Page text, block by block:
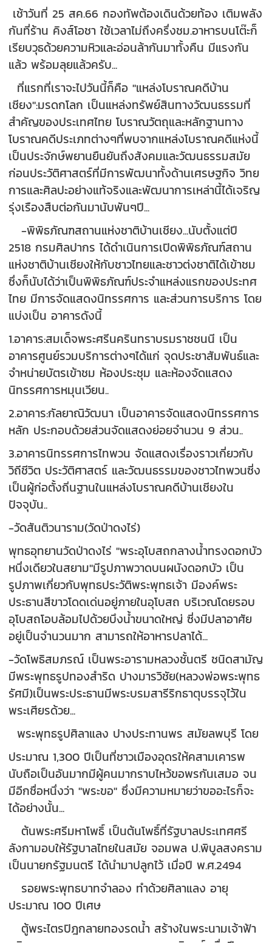
เช้าวันที่ 25 สค.66 กองทัพต้องเดินด้วยท้อง เติมพลัง
กันที่ร้าน คิงส์โอชา ใช้เวลาไม่ถึงครึ่งชม.อาหารบนโต๊ะก็
เรียบวุธด้วยความหิวและอ่อนล้ากันมาทั้งคืน มีแรงกัน
แล้ว พร้อมลุยแล้วครับ...
ที่แรกที่เราจะไปวันนี้ก็คือ "แหล่งโบราณคดีบ้าน
เชียง":มรดกโลก เป็นแหล่งทรัพย์สินทางวัฒนธรรมที่
สำคัญของประเทศไทย โบราณวัตถุและหลักฐานทาง
โบราณคดีประเภทต่างๆที่พบจากแหล่งโบราณคดีแห่งนี้
เป็นประจักษ์พยานยืนยันถึงสังคมและวัฒนธรรมสมัย
ก่อนประวัติศาสตร์ที่มีการพัฒนาทั้งด้านเศรษฐกิจ วิทย
การและศิลปะอย่างแท้จริงและพัฒนาการเหล่านี้ได้เจริญ
รุ่งเรืองสืบต่อกันมานับพันๆปี...
-พิพิธภัณฑสถานแห่งชาติบ้านเชียง...นับตั้งแต่ปี
2518 กรมศิลปากร ได้ดำเนินการเปิดพิพิธภัณฑ์สถาน
แห่งชาติบ้านเชียงให้กับชาวไทยและชาวต่งชาติได้เข้าชม
ซึ่งก็นับได้ว่าเป็นพิพิธภัณฑ์ประจำแหล่งแรกของประทศ
ไทย มีการจัดแสดงนิทรรศการ และส่วนการบริการ โดย
แบ่งเป็น อาคารดังนี้
1.อาคาร:สมเด็จพระศรีนครินทราบรมราชชนนี เป็น
อาคารศูนย์รวมบริการต่างๆได้แก่ จุดประชาสัมพันธ์และ
จำหน่ายบัตรเข้าชม ห้องประชุม และห้องจัดแสดง
นิทรรศการหมุนเวียน..
2.อาคาร:กัลยาณิวัฒนา เป็นอาคารจัดแสดงนิทรรศการ
หลัก ประกอบด้วยส่วนจัดแสดงย่อยจำนวน 9 ส่วน..
3.อาคารนิทรรศการไทพวน จัดแสดงเรื่องราวเกี่ยวกับ
วิถีชีวิต ประวัติศาสตร์ และวัฒนธรรมของชาวไทพวนซี่ง
เป็นผู้ก่อตั้งถิ่นฐานในแหล่งโบราณคดีบ้านเชียงใน
ปัจจุบัน..
-วัดสันติวนาราม(วัดป่าดงไร่)
พุทธอุทยานวัดป่าดงไร่ "พระอุโบสถกลางน้ำทรงดอกบัว
หนึ่งเดียวในสยาม"มีรูปภาพวาดบนผนังดอกบัว เป็น
รูปภาพเกี่ยวกับพุทธประวัติพระพุทธเจ้า มีองค์พระ
ประธานสีขาวโดดเด่นอยู่ภายในอุโบสถ บริเวณโดยรอบ
อุโบสถโอบล้อมไปด้วยบึงน้ำขนาดใหญ่ ซี่งมีปลาอาศัย
อยู่เป็นจำนวนมาก สามารถให้อาหารปลาได้...
-วัดโพธิสมภรณ์ เป็นพระอารามหลวงชั้นตรี ชนิดสามัญ
มีพระพุทธรูปทองสำริด ปางมารวิชัย(หลวงพ่อพระพุทธ
รัศมี)เป็นพระประธานมีพระบรมสารีริกธาตุบรรจุไว้ใน
พระเศียรด้วย...
พระพุทธรูปศิลาแลง ปางประทานพร สมัยลพบุรี โดย
ประมาณ 1,300 ปีเป็นที่ชาวเมืองอุดรให้คสามเคารพ
นับถือเป็นอันมากมีผู้คนมากราบไหว้ขอพรกันเสมอ จน
มีอีกชื่อหนึ่งว่า "พระขอ" ซึ่งมีความหมายว่าขออะไรก็จะ
ได้อย่างนั้น...
ต้นพระศรีมหาโพธิ์ เป็นต้นโพธิ์ที่รัฐบาลประเทศศรี
ลังกามอบให้รัฐบาลไทยในสมัย จอมพล ป.พิบูลสงคราม
เป็นนายกรัฐมนตรี ได้นำมาปลูกไว้ เมื่อปี พ.ศ.2494
รอยพระพุทธบาทจำลอง ทำด้วยศิลาแลง อายุ
ประมาณ 100 ปีเศษ
ตู้พระไตรปิฎกลายทองรดน้ำ สร้างในพระนามเจ้าฟ้า